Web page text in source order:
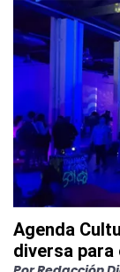
Agenda
diversa para